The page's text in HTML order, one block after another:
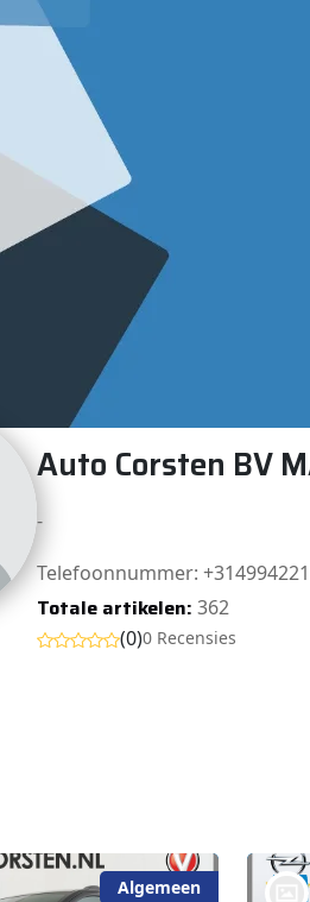
Auto Corsten BV
-
Telefoonnummer:
Totale artikelen: 362
(0)0 Recensies
Algemeen